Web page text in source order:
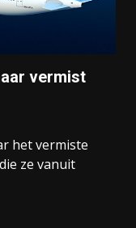
vermist
het vermiste
ze vanuit